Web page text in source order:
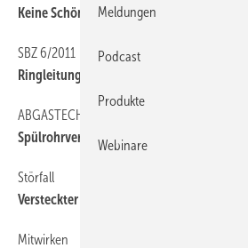
Keine Schönfärberei, sondern mutige Worte
SBZ 6/2011
Ringleitung statt T-Stück-Installation
ABGASTECHNIK
Spülrohrverbinder als Problemlöser
Störfall
Versteckter Mangel?
Mitwirken
Meldungen
Podcast
Produkte
Webinare